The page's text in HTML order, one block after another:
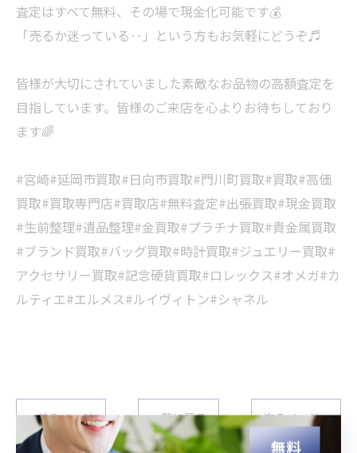
査定はすべて無料、その場で現金化可能です💰
「売るか迷っている‥」という方もお気軽にどうぞ♬
皆様が大切にされていました素敵なお品物の高額査定を
目指しています。皆様のご来店を心よりお待ちしており
ます🌈
#宮崎#延岡市買取#日向市買取#門川町買取#買取#高価
買取#買取専門店#買取店#無料査定#出張買取#現金買取
#生前整理#遺品整理#金買取#プラチナ買取#貴金属買取
#ブランド買取#バッグ買取#時計買取#ジュエリー買取#
アクセサリー買取#記念硬貨買取#ロレックス#オメガ#カ
ルティエ#エルメス#ルイヴィトン#シャネル
< 前のページ 一覧に戻る 次のページ >